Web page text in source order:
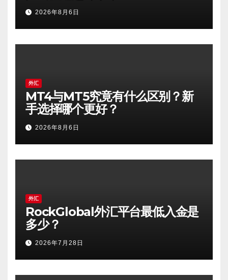
2026年8月6日
外汇
MT4与MT5究竟有什么区别？新
手选择哪个更好？
2026年8月6日
外汇
RockGlobal外汇平台最低入金是
多少？
2026年7月28日